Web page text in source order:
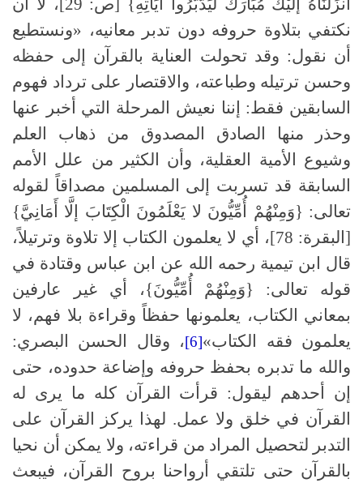
أَنزَلْنَاهُ إلَيْكَ مُبَارَكٌ لِّيَدَّبَّرُوا آيَاتِهِ} [ص: 29]، لا أن
نكتفي بتلاوة حروفه دون تدبر معانيه، «ونستطيع
أن نقول: وقد تحولت العناية بالقرآن إلى حفظه
وحسن ترتيله وطباعته، والاقتصار على ترداد فهوم
السابقين فقط: إننا نعيش المرحلة التي أخبر عنها
وحذر منها الصادق المصدوق من ذهاب العلم
وشيوع الأمية العقلية، وأن الكثير من علل الأمم
السابقة قد تسربت إلى المسلمين مصداقاً لقوله
تعالى: {وَمِنْهُمْ أُمِّيُّونَ لا يَعْلَمُونَ الْكِتَابَ إلَّا أَمَانِيَّ}
[البقرة: 78]، أي لا يعلمون الكتاب إلا تلاوة وترتيلاً،
قال ابن تيمية رحمه الله عن ابن عباس وقتادة في
قوله تعالى: {وَمِنْهُمْ أُمِّيُّونَ}، أي غير عارفين
بمعاني الكتاب، يعلمونها حفظاً وقراءة بلا فهم، لا
يعلمون فقه الكتاب»[6]
، وقال الحسن البصري:
والله ما تدبره بحفظ حروفه وإضاعة حدوده، حتى
إن أحدهم ليقول: قرأت القرآن كله ما يرى له
القرآن في خلق ولا عمل. لهذا يركز القرآن على
التدبر لتحصيل المراد من قراءته، ولا يمكن أن نحيا
بالقرآن حتى تلتقي أرواحنا بروح القرآن، فيبعث